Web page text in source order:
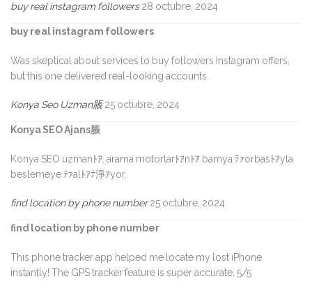
buy real instagram followers 28 octubre, 2024
buy real instagram followers
Was skeptical about services to buy followers Instagram offers,
but this one delivered real-looking accounts.
Konya Seo Uzman脹 25 octubre, 2024
Konya SEO Ajans脹
Konya SEO uzmanﾄｱ, arama motorlarﾄｱnﾄｱ bamya ﾃｧorbasﾄｱyla
beslemeye ﾃｧalﾄｱﾅ淨ｱyor.
find location by phone number 25 octubre, 2024
find location by phone number
This phone tracker app helped me locate my lost iPhone
instantly! The GPS tracker feature is super accurate. 5/5